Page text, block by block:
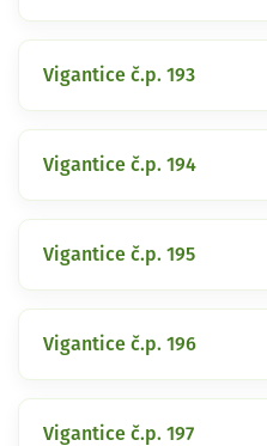
Vigantice č.p. 193
Vigantice č.p. 194
Vigantice č.p. 195
Vigantice č.p. 196
Vigantice č.p. 197